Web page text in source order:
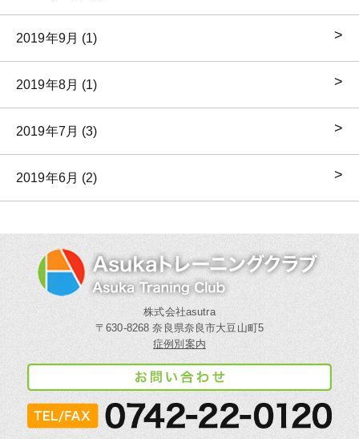
2019年9月 (1)
2019年8月 (1)
2019年7月 (3)
2019年6月 (2)
株式会社asutra
〒630-8268 奈良県奈良市大豆山町5
症例別案内